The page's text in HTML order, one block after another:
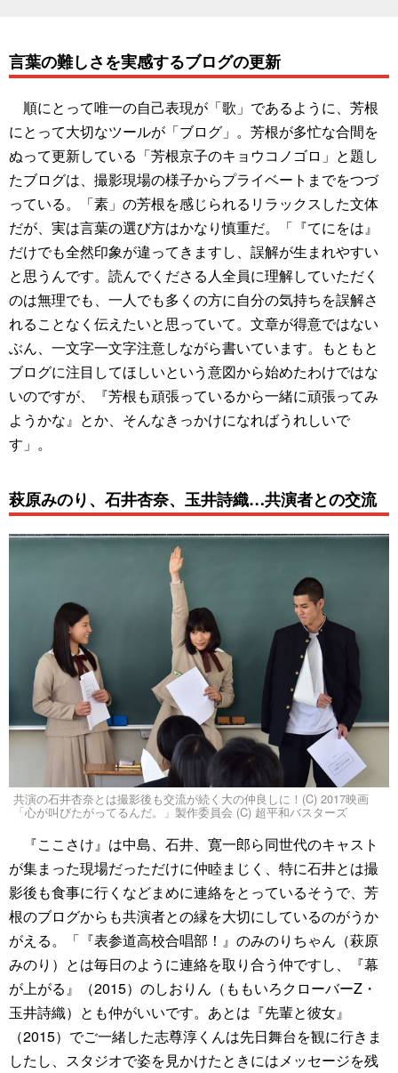
言葉の難しさを実感するブログの更新
順にとって唯一の自己表現が「歌」であるように、芳根
にとって大切なツールが「ブログ」。芳根が多忙な合間を
ぬって更新している「芳根京子のキョウコノゴロ」と題し
たブログは、撮影現場の様子からプライベートまでをつづ
っている。「素」の芳根を感じられるリラックスした文体
だが、実は言葉の選び方はかなり慎重だ。「『てにをは』
だけでも全然印象が違ってきますし、誤解が生まれやすい
と思うんです。読んでくださる人全員に理解していただく
のは無理でも、一人でも多くの方に自分の気持ちを誤解さ
れることなく伝えたいと思っていて。文章が得意ではない
ぶん、一文字一文字注意しながら書いています。もともと
ブログに注目してほしいという意図から始めたわけではな
いのですが、『芳根も頑張っているから一緒に頑張ってみ
ようかな』とか、そんなきっかけになればうれしいで
す」。
萩原みのり、石井杏奈、玉井詩織…共演者との交流
共演の石井杏奈とは撮影後も交流が続く大の仲良しに！(C) 2017映画
「心が叫びたがってるんだ。」製作委員会 (C) 超平和バスターズ
『ここさけ』は中島、石井、寛一郎ら同世代のキャスト
が集まった現場だっただけに仲睦まじく、特に石井とは撮
影後も食事に行くなどまめに連絡をとっているそうで、芳
根のブログからも共演者との縁を大切にしているのがうか
がえる。「『表参道高校合唱部！』のみのりちゃん（萩原
みのり）とは毎日のように連絡を取り合う仲ですし、『幕
が上がる』（2015）のしおりん（ももいろクローバーZ・
玉井詩織）とも仲がいいです。あとは『先輩と彼女』
（2015）でご一緒した志尊淳くんは先日舞台を観に行きま
したし、スタジオで姿を見かけたときにはメッセージを残